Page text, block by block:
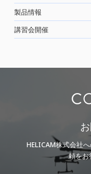
製品情報
講習会開催
HELICAM株式会社
頼をお